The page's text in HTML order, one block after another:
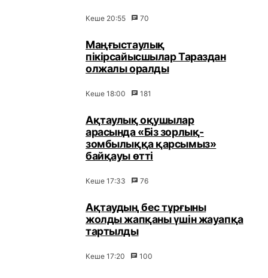
Кеше 20:55 70
Маңғыстаулық
пікірсайысшылар Тараздан
олжалы оралды
Кеше 18:00 181
Ақтаулық оқушылар
арасында «Біз зорлық-
зомбылыққа қарсымыз»
байқауы өтті
Кеше 17:33 76
Ақтаудың бес тұрғыны
жолды жапқаны үшін жауапқа
тартылды
Кеше 17:20 100